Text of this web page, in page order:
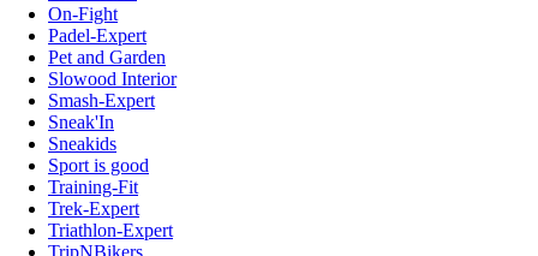
On-Fight
Padel-Expert
Pet and Garden
Slowood Interior
Smash-Expert
Sneak'In
Sneakids
Sport is good
Training-Fit
Trek-Expert
Triathlon-Expert